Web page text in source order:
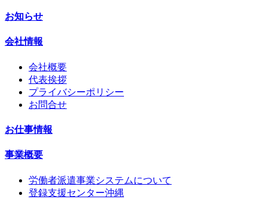
お知らせ
会社情報
会社概要
代表挨拶
プライバシーポリシー
お問合せ
お仕事情報
事業概要
労働者派遣事業システムについて
登録支援センター沖縄